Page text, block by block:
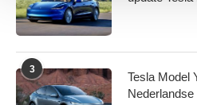
We gebruiken cookies om
personaliseren, om functies
informatie over uw gebruik van
partners voor social media,
3
Tesla Model